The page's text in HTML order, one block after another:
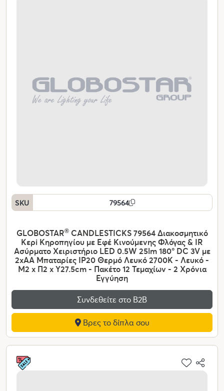
SKU 79564
GLOBOSTAR®CANDLESTICKS 79564 Διακοσμητικό
Κερi Κηροπηγίου με Εφέ Κινούμενης Φλόγας & IR
Ασύρματο Χειριστήριο LED 0.5W 25lm 180° DC 3V με
2xAA Μπαταρίες IP20 Θερμό Λευκό 2700K - Λευκό -
Μ2 x Π2 x Υ27.5cm - Πακέτο 12 Τεμαχίων - 2 Χρόνια
Εγγύηση
Συνδεθείτε στο Β2Β
Βρες το δίπλα σου